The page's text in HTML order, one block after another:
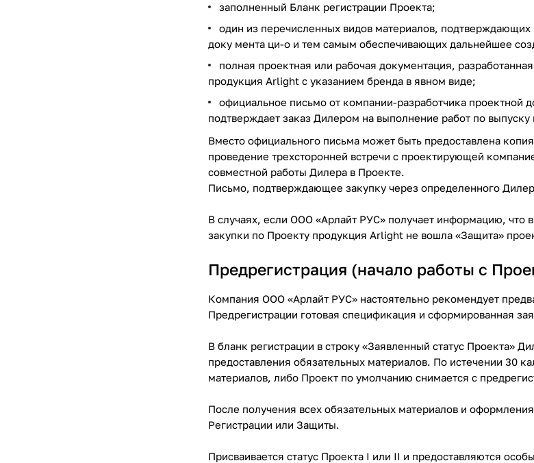
заполненный Бланк регистрации Проекта;
один из перечисленных видов материалов,
доку мента ци-о и тем самым обеспечивающих дальнейшее
полная проектная или рабочая документация,
продукция Arlight с указанием бренда в явном виде;
официальное письмо от компании-разработчика
подтверждает заказ Дилером на выполнение работ по
Вместо официального письма может быть предоставлена
проведение трехсторонней встречи с проектирующей
совместной работы Дилера в Проекте.
Письмо, подтверждающее закупку через определенного
В случаях, если ООО «Арлайт РУС» получает информацию,
закупки по Проекту продукция Arlight не вошла «Защита»
Предрегистрация (начало работы с
Компания ООО «Арлайт РУС» настоятельно рекомендует
Предрегистрации готовая спецификация и сформированная
В бланк регистрации в строку «Заявленный статус Проекта»
предоставления обязательных материалов. По истечении 30
материалов, либо Проект по умолчанию снимается с
После получения всех обязательных материалов и
Регистрации или Защиты.
Присваивается статус Проекта I или II и предоставляются